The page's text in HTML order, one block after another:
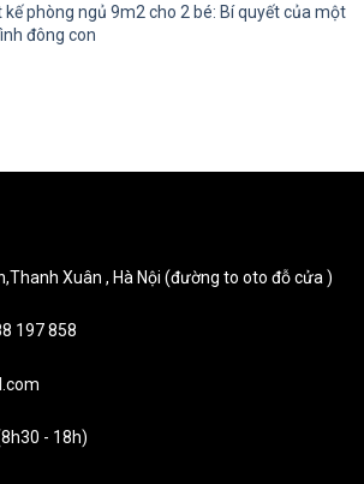
kế phòng ngủ 9m2 cho 2 bé: Bí quyết của một
đông con
Xuân , Hà Nội (đường to oto đỗ cửa )
197 858
- 18h)